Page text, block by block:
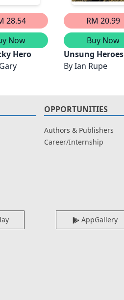
28.54
Now
Hero
RM 20.99
Buy Now
Unsung Heroes
ByIan Rupe
OPPORTUNITIES
Authors & Publishers
Career/Internship
AppGallery